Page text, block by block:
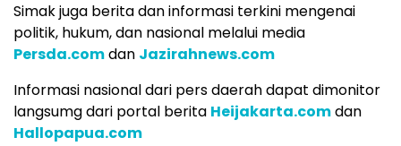
Simak juga berita dan informasi terkini mengenai
politik, hukum, dan nasional melalui media
Persda.comdan Jazirahnews.com
Informasi nasional dari pers daerah dapat dimonitor
langsumg dari portal berita Heijakarta.comdan
Hallopapua.com